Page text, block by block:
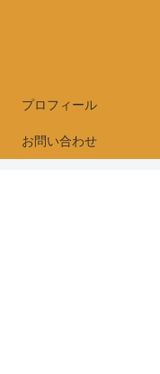
プロフィール
お問い合わせ